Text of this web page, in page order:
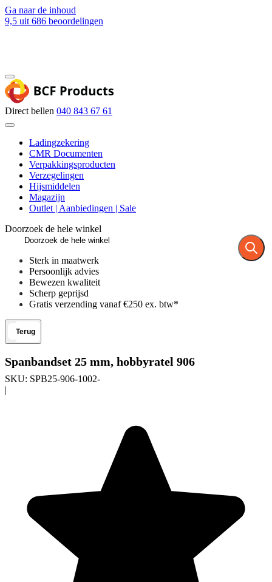
Ga naar de inhoud
9,5 uit 686 beoordelingen
Direct bellen 040 843 67 61
Ladingzekering
CMR Documenten
Verpakkingsproducten
Verzegelingen
Hijsmiddelen
Magazijn
Outlet | Aanbiedingen | Sale
Doorzoek de hele winkel
Sterk in maatwerk
Persoonlijk advies
Bewezen kwaliteit
Scherp geprijsd
Gratis verzending vanaf €250 ex. btw*
Terug
Spanbandset 25 mm, hobbyratel 906
SKU: SPB25-906-1002-
|